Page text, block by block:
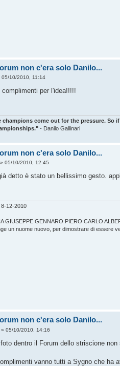
non c'era solo Danilo...
05/10/2010, 11:14
complimenti per l'idea!!!!!
come out for the pressure. So
- Danilo Gallinari
non c'era solo Danilo...
05/10/2010, 12:45
detto è stato un bellissimo gesto.
12-2010
GIUSEPPE GENNARO PIERO CARLO
un nuome nuovo, per dimostrare di essere
non c'era solo Danilo...
» 05/10/2010, 14:16
dentro il Forum dello striscione non
vanno tutti a Sygno che ha